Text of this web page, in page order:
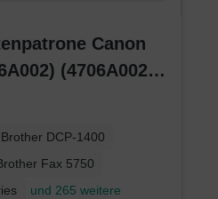
Canon
(4706A002)
Brother DCP-1400
Fax 5750
und 265 weitere